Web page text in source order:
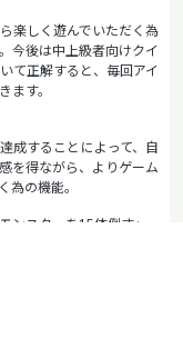
楽しく遊んでいただく為
今後は中上級者向けクイ
て正解すると、毎回アイ
ます。
成することによって、自
を得ながら、よりゲーム
為の機能。
ンスターを15体倒す」